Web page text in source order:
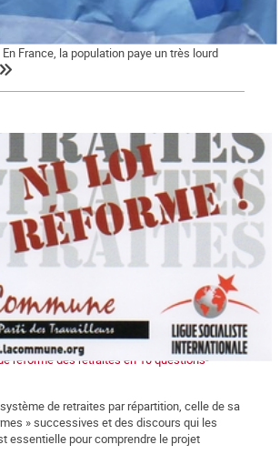
du COVID-19 en Franceest le résultat de 40
public !TOUS COUPABLES ET
En France, la population paye un très lourd
réforme des retraites en 10 questions-
de retraites par répartition, celle de sa
» successives et des discours qui les
essentielle pour comprendre le projet